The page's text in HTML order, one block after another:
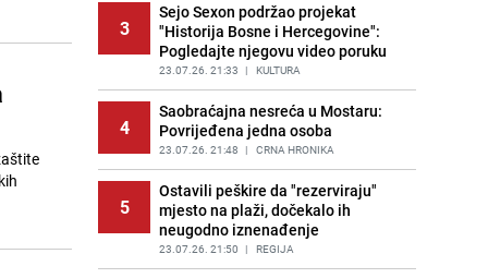
14
Kako izgleda travnjak stadiona
Koševo nakon tri koncerta Dine
Merlina
PRIJE 2 DANA | FOTO
15
Tajna savršenog makedonskog
ajvara: Stari recept za kremast i
bogat okus
PRIJE 1 DAN | RECEPTI
3
Sejo Sexon podržao projekat
"Historija Bosne i Hercegovine":
Pogledajte njegovu video poruku
23.07.26. 21:33 | KULTURA
4
Saobraćajna nesreća u Mostaru:
Povrijeđena jedna osoba
23.07.26. 21:48 | CRNA HRONIKA
5
Ostavili peškire da "rezerviraju"
mjesto na plaži, dočekalo ih
neugodno iznenađenje
23.07.26. 21:50 | REGIJA